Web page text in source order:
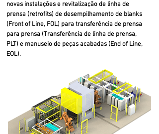
novas instalações e revitalização de linha de
prensa (retrofits) de desempilhamento de blanks
(Front of Line, FOL) para transferência de prensa
para prensa (Transferência de linha de prensa,
PLT) e manuseio de peças acabadas (End of Line,
EOL).